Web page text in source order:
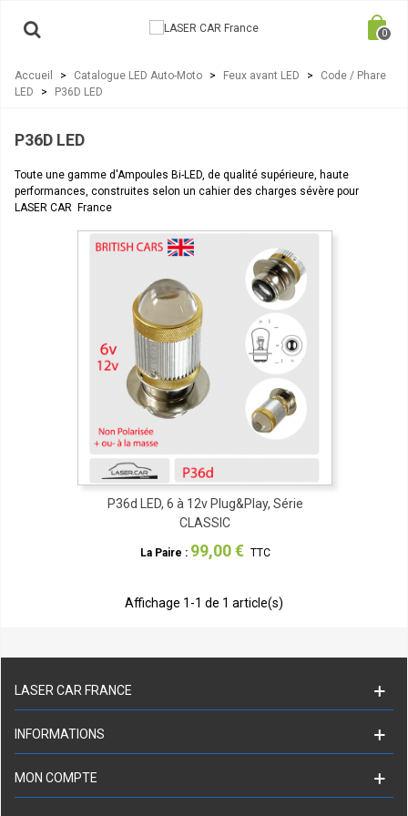
0
Accueil > Catalogue LED Auto-Moto > Feux avant LED >
Code / Phare
LED
> P36D LED
P36D LED
Toute une gamme d'Ampoules Bi-LED, de qualité supérieure, haute
performances, construites selon un cahier des charges sévère pour
LASER CAR France
P36d LED, 6 à 12v Plug&Play, Série
CLASSIC
La Paire : 99,00 € TTC
Affichage 1 -1 de 1 article(s)
LASER CAR FRANCE
INFORMATIONS
MON COMPTE